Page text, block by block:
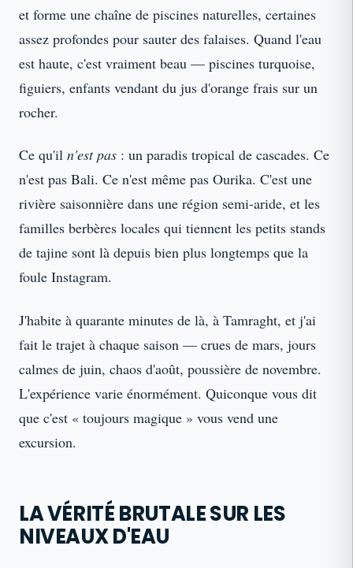
et forme une chaîne de piscines naturelles, certaines
assez profondes pour sauter des falaises. Quand l'eau
est haute, c'est vraiment beau — piscines turquoise,
figuiers, enfants vendant du jus d'orange frais sur un
rocher.
Ce qu'il n'est pas : un paradis tropical de cascades. Ce
n'est pas Bali. Ce n'est même pas Ourika. C'est une
rivière saisonnière dans une région semi-aride, et les
familles berbères locales qui tiennent les petits stands
de tajine sont là depuis bien plus longtemps que la
foule Instagram.
J'habite à quarante minutes de là, à Tamraght, et j'ai
fait le trajet à chaque saison — crues de mars, jours
calmes de juin, chaos d'août, poussière de novembre.
L'expérience varie énormément. Quiconque vous dit
que c'est « toujours magique » vous vend une
excursion.
LA VÉRITÉ BRUTALE SUR LES
NIVEAUX D'EAU